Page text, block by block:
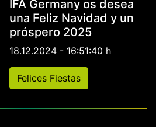
IFA Germany os desea
una Feliz Navidad y un
próspero 2025
18.12.2024 - 16:51:40 h
Felices Fiestas